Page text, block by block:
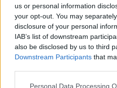
us or personal information
your opt-out. You may
disclosure of your personal
IAB’s list of downstream
also be disclosed by us to third
Downstream Participants that
Please note that this website/
Personal Data Processing